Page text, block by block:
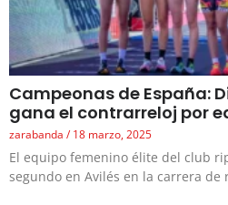
Campeonas de España:
gana el contrarreloj por
zarabanda 18 marzo, 2025
El equipo femenino élite del club
segundo en Avilés en la carrera de